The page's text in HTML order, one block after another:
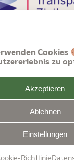
Cookies
zu
Akzeptieren
Ablehnen
Einstellungen
Richtlinie
Tiere |